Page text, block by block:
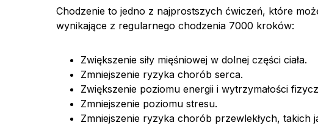
Chodzenie to jedno z najprostszych ćwiczeń, które
wynikające z regularnego chodzenia 7000 kroków:
Zwiększenie siły mięśniowej w dolnej części ciała.
Zmniejszenie ryzyka chorób serca.
Zwiększenie poziomu energii i wytrzymałości
Zmniejszenie poziomu stresu.
Zmniejszenie ryzyka chorób przewlekłych, takich